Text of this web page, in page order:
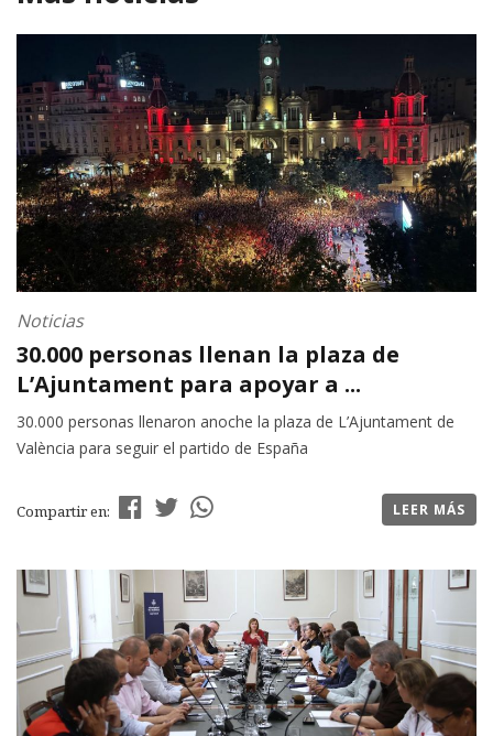
Noticias
30.000 personas llenan la plaza de
L’Ajuntament para apoyar a ...
30.000 personas llenaron anoche la plaza de L’Ajuntament de
València para seguir el partido de España
Compartir en: LEER MÁS